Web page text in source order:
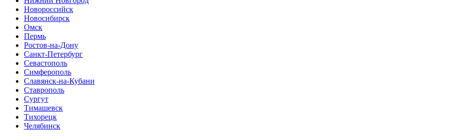
Новороссийск
Новосибирск
Омск
Пермь
Ростов-на-Дону
Санкт-Петербург
Севастополь
Симферополь
Славянск-на-Кубани
Ставрополь
Сургут
Тимашевск
Тихорецк
Челябинск